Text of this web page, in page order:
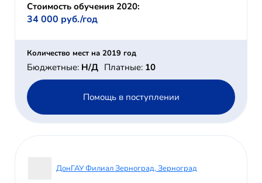
Стоимость обучения 2020:
34 000 руб./год
Количество мест на 2019 год
Бюджетные: Н/Д Платные: 10
Помощь в поступлении
ДонГАУ Филиал Зерноград, Зерноград